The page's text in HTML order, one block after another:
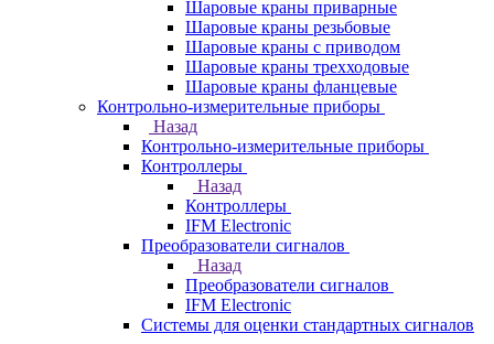
Шаровые краны приварные
Шаровые краны резьбовые
Шаровые краны с приводом
Шаровые краны трехходовые
Шаровые краны фланцевые
Контрольно-измерительные приборы
Назад
Контрольно-измерительные приборы
Контроллеры
Назад
Контроллеры
IFM Electronic
Преобразователи сигналов
Назад
Преобразователи сигналов
IFM Electronic
Системы для оценки стандартных сигналов